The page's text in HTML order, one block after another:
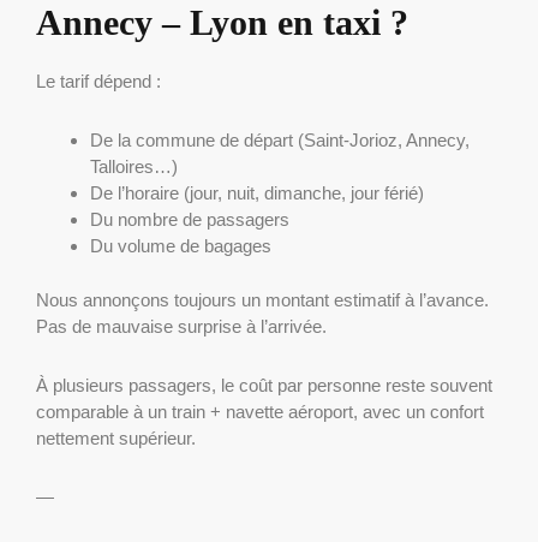
Annecy – Lyon en taxi ?
Le tarif dépend :
De la commune de départ (Saint-Jorioz, Annecy,
Talloires…)
De l’horaire (jour, nuit, dimanche, jour férié)
Du nombre de passagers
Du volume de bagages
Nous annonçons toujours un montant estimatif à l’avance.
Pas de mauvaise surprise à l’arrivée.
À plusieurs passagers, le coût par personne reste souvent
comparable à un train + navette aéroport, avec un confort
nettement supérieur.
—